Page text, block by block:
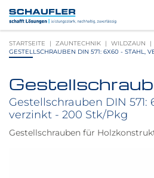
Inhalt
Hauptnavigation
Footernavigation
Logo
Schaufler
verlinkt
zur
STARTSEITE ZAUNTECHNIK
WILDZAUN
GESTELLSCHRAUBEN DIN 571: 6X60 - STAHL,
Produktbilder
Gestellschrauben DIN 571:
verzinkt - 200 Stk/Pkg
Gestellschrauben für